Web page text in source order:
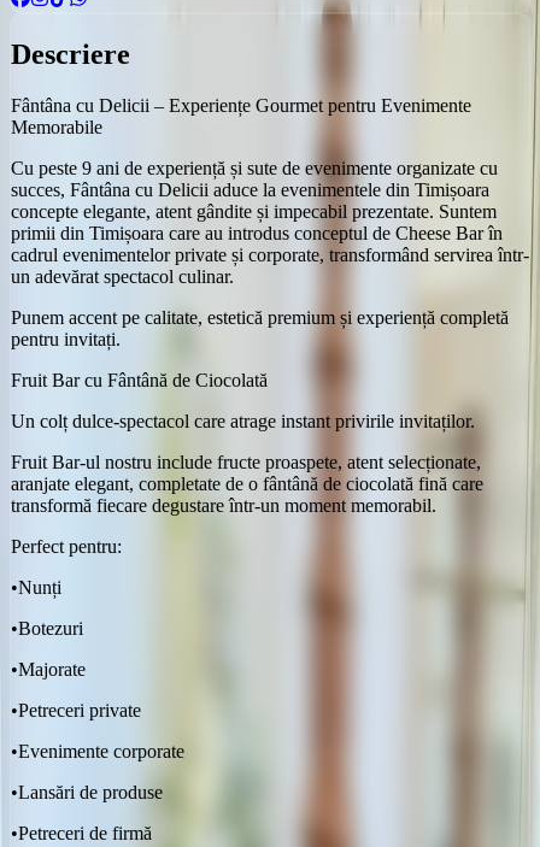
Descriere
Fântâna cu Delicii – Experiențe Gourmet pentru Evenimente
Memorabile
Cu peste 9 ani de experiență și sute de evenimente organizate cu
succes, Fântâna cu Delicii aduce la evenimentele din Timișoara
concepte elegante, atent gândite și impecabil prezentate. Suntem
primii din Timișoara care au introdus conceptul de Cheese Bar în
cadrul evenimentelor private și corporate, transformând servirea într-
un adevărat spectacol culinar.
Punem accent pe calitate, estetică premium și experiență completă
pentru invitați.
Fruit Bar cu Fântână de Ciocolată
Un colț dulce-spectacol care atrage instant privirile invitaților.
Fruit Bar-ul nostru include fructe proaspete, atent selecționate,
aranjate elegant, completate de o fântână de ciocolată fină care
transformă fiecare degustare într-un moment memorabil.
Perfect pentru:
•Nunți
•Botezuri
•Majorate
•Petreceri private
•Evenimente corporate
•Lansări de produse
•Petreceri de firmă